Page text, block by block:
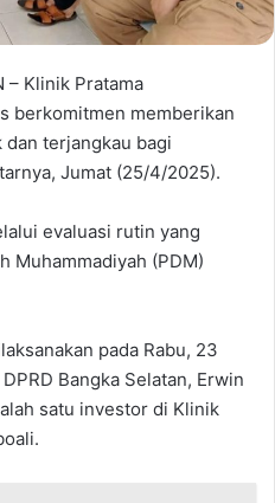
– Klinik Pratama
berkomitmen memberikan
terjangkau bagi
Jumat (25/4/2025).
evaluasi rutin yang
Muhammadiyah (PDM)
pada Rabu, 23
Bangka Selatan, Erwin
satu investor di Klinik